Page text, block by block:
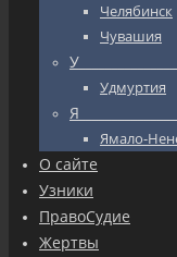
Челябинск
Чувашия
Удмуртия
Ямало-
О сайте
Узники
ПравоСудие
Жертвы